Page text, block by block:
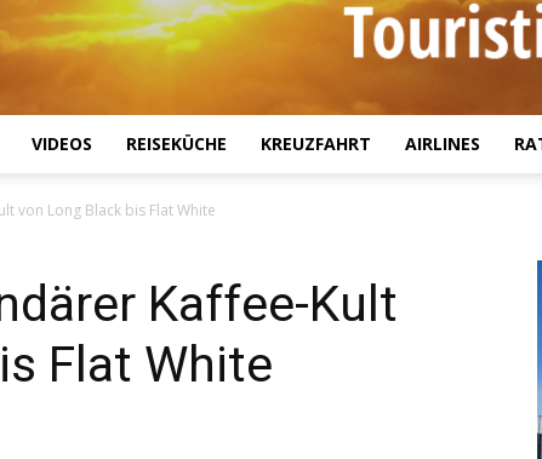
VIDEOS REISEKÜCHE KREUZFAHRT AIRLINES
von Long Black bis Flat White
Kaffee-Kult
Flat White